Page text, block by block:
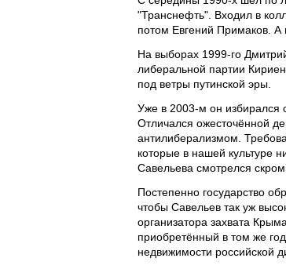
"Транснефть". Входил в
потом Евгений Примаков. А
На выборах 1999-го
либеральной партии
под ветры путинской эры.
Уже в 2003-м он избирался
Отличался ожесточённой
антилиберализмом.
которые в нашей культуре
Савельева смотрелся
Постепенно государство
чтобы Савельев так уж
организатора захвата
приобретённый в том же
недвижимости российской